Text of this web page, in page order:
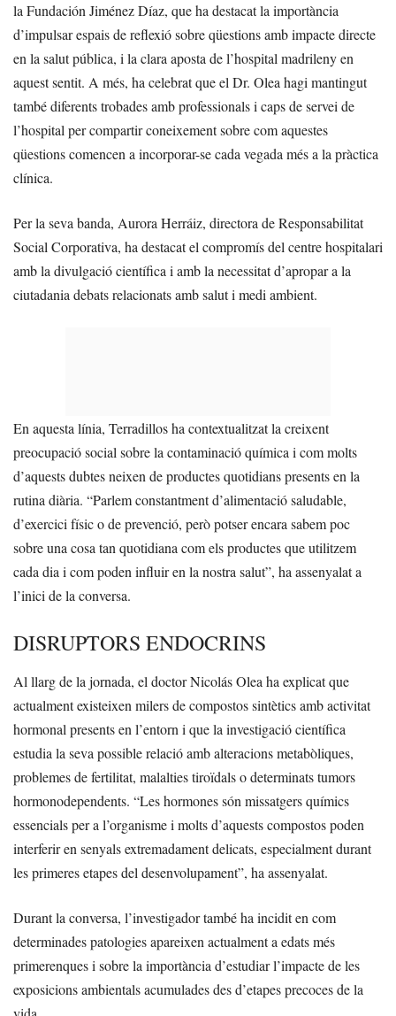
la Fundación Jiménez Díaz, que ha destacat la importància
d’impulsar espais de reflexió sobre qüestions amb impacte directe
en la salut pública, i la clara aposta de l’hospital madrileny en
aquest sentit. A més, ha celebrat que el Dr. Olea hagi mantingut
també diferents trobades amb professionals i caps de servei de
l’hospital per compartir coneixement sobre com aquestes
qüestions comencen a incorporar-se cada vegada més a la pràctica
clínica.
Per la seva banda, Aurora Herráiz, directora de Responsabilitat
Social Corporativa, ha destacat el compromís del centre hospitalari
amb la divulgació científica i amb la necessitat d’apropar a la
ciutadania debats relacionats amb salut i medi ambient.
En aquesta línia, Terradillos ha contextualitzat la creixent
preocupació social sobre la contaminació química i com molts
d’aquests dubtes neixen de productes quotidians presents en la
rutina diària. “Parlem constantment d’alimentació saludable,
d’exercici físic o de prevenció, però potser encara sabem poc
sobre una cosa tan quotidiana com els productes que utilitzem
cada dia i com poden influir en la nostra salut”, ha assenyalat a
l’inici de la conversa.
DISRUPTORS ENDOCRINS
Al llarg de la jornada, el doctor Nicolás Olea ha explicat que
actualment existeixen milers de compostos sintètics amb activitat
hormonal presents en l’entorn i que la investigació científica
estudia la seva possible relació amb alteracions metabòliques,
problemes de fertilitat, malalties tiroïdals o determinats tumors
hormonodependents. “Les hormones són missatgers químics
essencials per a l’organisme i molts d’aquests compostos poden
interferir en senyals extremadament delicats, especialment durant
les primeres etapes del desenvolupament”, ha assenyalat.
Durant la conversa, l’investigador també ha incidit en com
determinades patologies apareixen actualment a edats més
primerenques i sobre la importància d’estudiar l’impacte de les
exposicions ambientals acumulades des d’etapes precoces de la